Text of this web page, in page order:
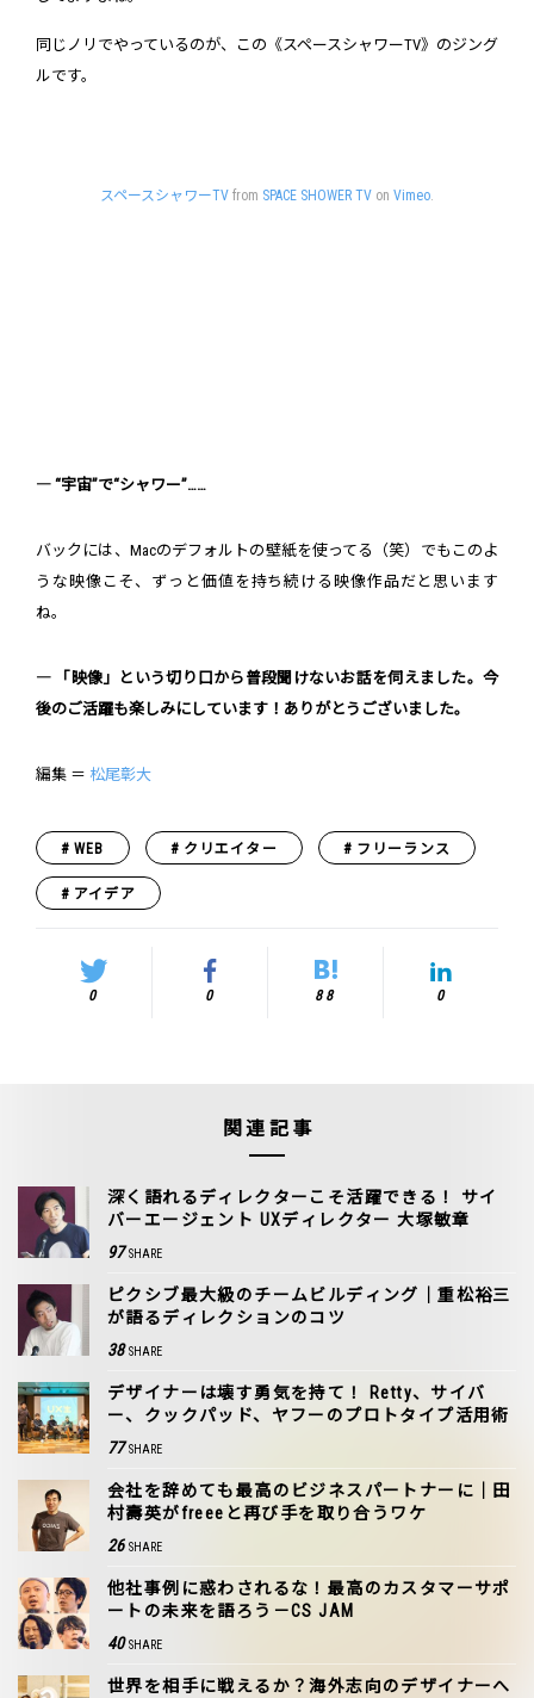
同じノリでやっているのが、この《スペースシャワーTV》のジング
ルです。
スペースシャワーTV from SPACE SHOWER TV on Vimeo.
― “宇宙”で“シャワー”……
バックには、Macのデフォルトの壁紙を使ってる（笑）でもこのよ
うな映像こそ、ずっと価値を持ち続ける映像作品だと思います
ね。
― 「映像」という切り口から普段聞けないお話を伺えました。今
後のご活躍も楽しみにしています！ありがとうございました。
編集 ＝ 松尾彰大
WEB クリエイター フリーランス
アイデア
0 0 88 0
関連記事
深く語れるディレクターこそ活躍できる！ サイ
バーエージェント UXディレクター 大塚敏章
97 SHARE
ピクシブ最大級のチームビルディング｜重松裕三
が語るディレクションのコツ
38 SHARE
デザイナーは壊す勇気を持て！ Retty、サイバ
ー、クックパッド、ヤフーのプロトタイプ活用術
77 SHARE
会社を辞めても最高のビジネスパートナーに｜田
村壽英がfreeeと再び手を取り合うワケ
26 SHARE
他社事例に惑わされるな！最高のカスタマーサポ
ートの未来を語ろう－CS JAM
40 SHARE
世界を相手に戦えるか？海外志向のデザイナーへ